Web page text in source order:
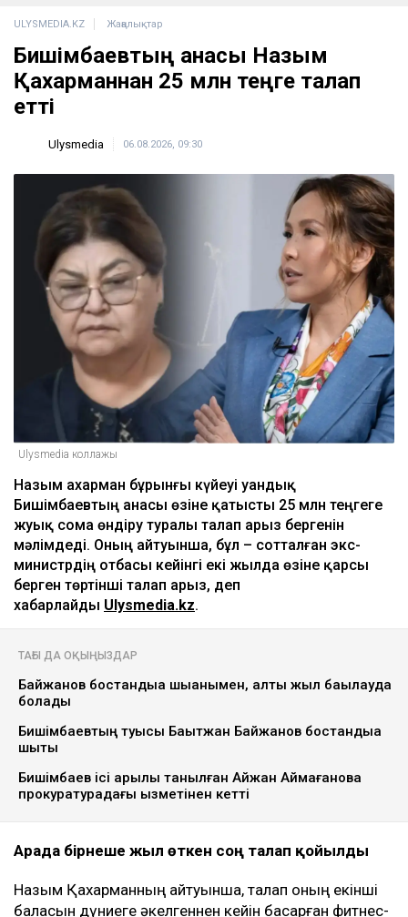
ULYSMEDIA.KZ Жаңалықтар
Бишімбаевтың анасы Назым
Қахарманнан 25 млн теңге талап
етті
Ulysmedia 06.08.2026, 09:30
Ulysmedia коллажы
Назым Қахарман бұрынғы күйеуі Қуандық
Бишімбаевтың анасы өзіне қатысты 25 млн теңгеге
жуық сома өндіру туралы талап арыз бергенін
мәлімдеді. Оның айтуынша, бұл – сотталған экс-
министрдің отбасы кейінгі екі жылда өзіне қарсы
берген төртінші талап арыз, деп
хабарлайды Ulysmedia.kz.
ТАҒЫ ДА ОҚЫҢЫЗДАР
Байжанов бостандыққа шыққанымен, алты жыл бақылауда
болады
Бишімбаевтың туысы Бақытжан Байжанов бостандыққа
шықты
Бишімбаев ісі арқылы танылған Айжан Аймағанова
прокуратурадағы қызметінен кетті
Арада бірнеше жыл өткен соң талап қойылды
Назым Қахарманның айтуынша, талап оның екінші
баласын дүниеге әкелгеннен кейін басқарған фитнес-